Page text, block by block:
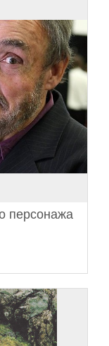
персонажа